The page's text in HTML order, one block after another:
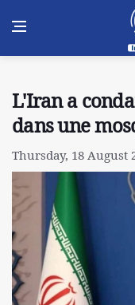
L'Iran a
dans une
Thursday, 18 August